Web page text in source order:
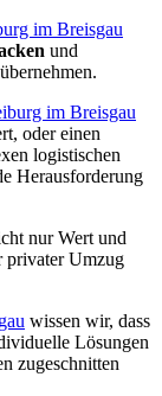
im Breisgau
und
im Breisgau
oder einen
logistischen
Herausforderung
nur Wert und
privater Umzug
wissen wir, dass
Lösungen
zugeschnitten